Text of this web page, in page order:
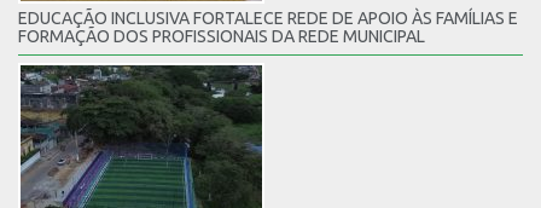
EDUCAÇÃO INCLUSIVA FORTALECE REDE DE APOIO ÀS FAMÍLIAS E
FORMAÇÃO DOS PROFISSIONAIS DA REDE MUNICIPAL